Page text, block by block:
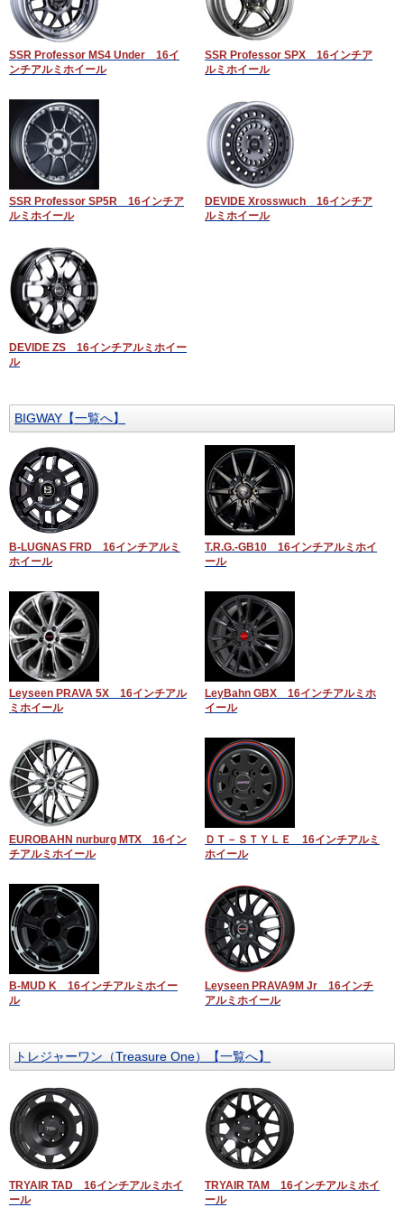
SSR Professor MS4 Under 16イ
ンチアルミホイール
SSR Professor SPX 16インチア
ルミホイール
SSR Professor SP5R 16インチア
ルミホイール
DEVIDE Xrosswuch 16インチア
ルミホイール
DEVIDE ZS 16インチアルミホイー
ル
BIGWAY【一覧へ】
B-LUGNAS FRD 16インチアルミ
ホイール
T.R.G.-GB10 16インチアルミホイ
ール
Leyseen PRAVA 5X 16インチアル
ミホイール
LeyBahn GBX 16インチアルミホ
イール
EUROBAHN nurburg MTX 16イン
チアルミホイール
ＤＴ－ＳＴＹＬＥ 16インチアルミ
ホイール
B-MUD K 16インチアルミホイー
ル
Leyseen PRAVA9M Jr 16インチ
アルミホイール
トレジャーワン（Treasure One）【一覧へ】
TRYAIR TAD 16インチアルミホイ
ール
TRYAIR TAM 16インチアルミホイ
ール